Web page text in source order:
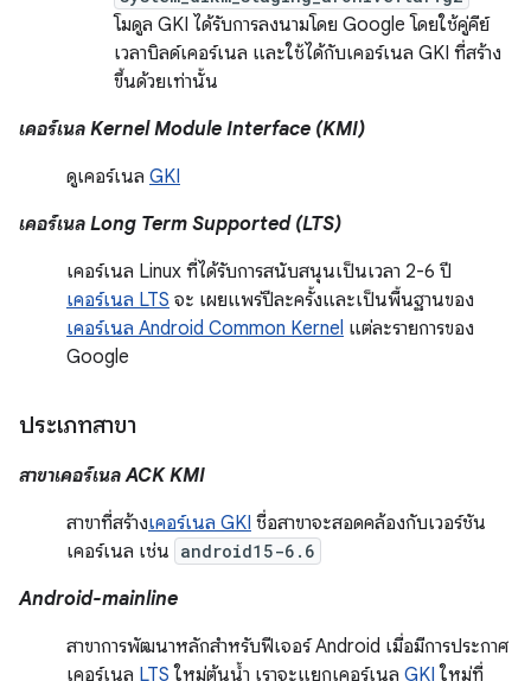
โมดูล GKI ได้รับการลงนามโดย Google โดยใช้คู่คีย์
เวลาบิลด์เคอร์เนล และใช้ได้กับเคอร์เนล GKI ที่สร้าง
ขึ้นด้วยเท่านั้น
เคอร์เนล Kernel Module Interface (KMI)
ดูเคอร์เนล GKI
เคอร์เนล Long Term Supported (LTS)
เคอร์เนล Linux ที่ได้รับการสนับสนุนเป็นเวลา 2-6 ปี
เคอร์เนล LTS จะ เผยแพร่ปีละครั้งและเป็นพื้นฐานของ
เคอร์เนล Android Common Kernel แต่ละรายการของ
Google
ประเภทสาขา
สาขาเคอร์เนล ACK KMI
สาขาที่สร้างเคอร์เนล GKI ชื่อสาขาจะสอดคล้องกับเวอร์ชัน
เคอร์เนล เช่น android15-6.6
Android-mainline
สาขาการพัฒนาหลักสำหรับฟีเจอร์ Android เมื่อมีการประกาศ
เคอร์เนล LTS ใหม่ต้นน้ำ เราจะแยกเคอร์เนล GKI ใหม่ที่